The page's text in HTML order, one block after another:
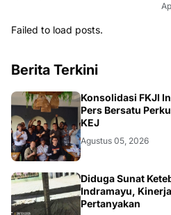
Failed to load posts.
Berita Terkini
Konsolidasi FKJI
Pers Bersatu
KEJ
Agustus 05, 2026
KRIMINAL
Diduga Sunat
Indramayu,
Pertanyakan